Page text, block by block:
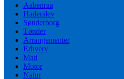
Aabenraa
Haderslev
Sønderborg
Tønder
Arrangementer
Erhverv
Mad
Motor
Natur